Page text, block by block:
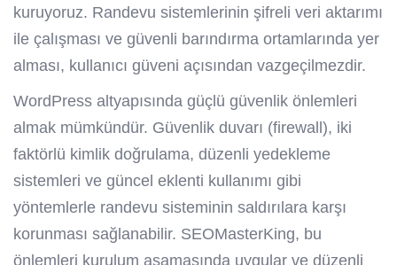
kuruyoruz. Randevu sistemlerinin şifreli veri aktarımı
ile çalışması ve güvenli barındırma ortamlarında yer
alması, kullanıcı güveni açısından vazgeçilmezdir.
WordPress altyapısında güçlü güvenlik önlemleri
almak mümkündür. Güvenlik duvarı (firewall), iki
faktörlü kimlik doğrulama, düzenli yedekleme
sistemleri ve güncel eklenti kullanımı gibi
yöntemlerle randevu sisteminin saldırılara karşı
korunması sağlanabilir. SEOMasterKing, bu
önlemleri kurulum aşamasında uygular ve düzenli